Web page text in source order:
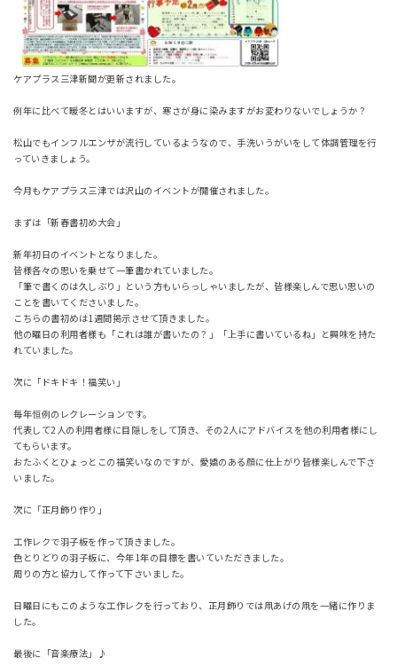
お問い合わせ
体験希望
ケアプラス三津新聞が更新されました。
例年に比べて暖冬とはいいますが、寒さが身に染みますがお変わりないでしょうか？
松山でもインフルエンザが流行しているようなので、手洗いうがいをして体調管理を行
っていきましょう。
今月もケアプラス三津では沢山のイベントが開催されました。
まずは「新春書初め大会」
新年初日のイベントとなりました。
皆様各々の思いを乗せて一筆書かれていました。
「筆で書くのは久しぶり」という方もいらっしゃいましたが、皆様楽しんで思い思いの
ことを書いてくださいました。
こちらの書初めは1週間掲示させて頂きました。
他の曜日の利用者様も「これは誰が書いたの？」「上手に書いているね」と興味を持た
れていました。
次に「ドキドキ！福笑い」
毎年恒例のレクレーションです。
代表して2人の利用者様に目隠しをして頂き、その2人にアドバイスを他の利用者様にし
てもらいます。
おたふくとひょっとこの福笑いなのですが、愛嬌のある顔に仕上がり皆様楽しんで下さ
いました。
次に「正月飾り作り」
工作レクで羽子板を作って頂きました。
色とりどりの羽子板に、今年1年の目標を書いていただきました。
周りの方と協力して作って下さいました。
日曜日にもこのような工作レクを行っており、正月飾りでは凧あげの凧を一緒に作りま
した。
最後に「音楽療法」♪